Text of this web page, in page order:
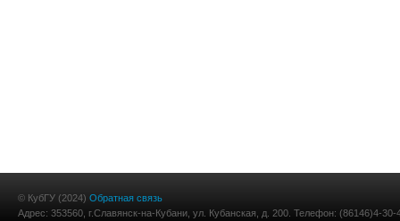
© КубГУ (2024) Обратная связь
Адрес: 353560, г.Славянск-на-Кубани, ул. Кубанская, д. 200. Телефон: (86146)4-30-